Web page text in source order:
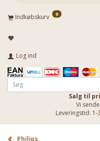
Indkøbskurv 0
Log ind
Salg til
Vi
Leveringstid:
Philips